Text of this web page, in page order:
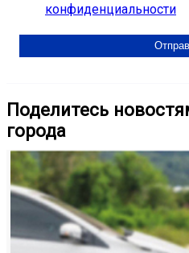
конфиденциальности
Поделитесь
города